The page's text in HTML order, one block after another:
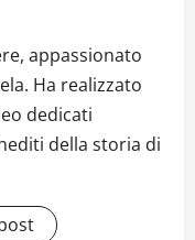
appassionato
Ha realizzato
dedicati
della storia di